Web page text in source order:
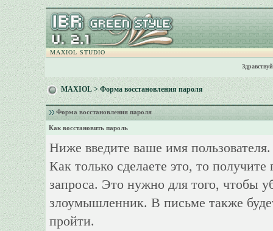
MAXIOL STUDIO
MAXIOL> Форма восстановления пароля
Форма восстановления пароля
Как восстановить пароль
Ниже введите ваше имя
Как только сделаете это, то
запроса. Это нужно для того, чтобы
злоумышленник. В письме также
пройти.